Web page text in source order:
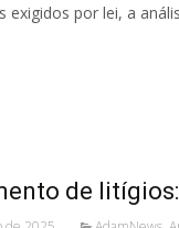
exigidos por lei, a
de